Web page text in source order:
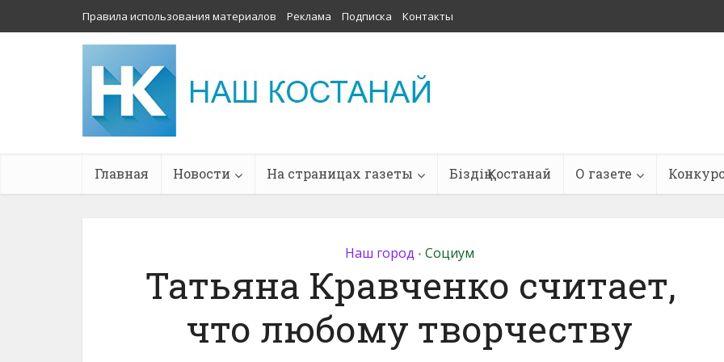
Правила использования материалов Реклама Подписка Контакты
Главная Новости На страницах газеты Біздің Қостанай О газете
Наш город • Социум
Татьяна Кравченко считает,
что любому творчеству